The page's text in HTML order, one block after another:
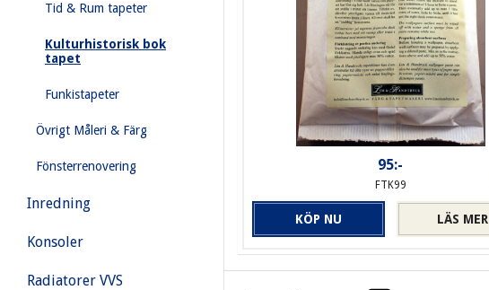
Tid & Rum tapeter
Kulturhistorisk bok
tapet
Funkistapeter
Övrigt Måleri & Färg
Fönsterrenovering
Inredning
Konsoler
Radiatorer VVS
95:-
FTK99
LÄS MER
KÖP NU